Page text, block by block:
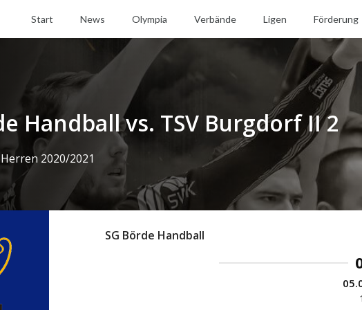
Start News Olympia Verbände Ligen Förderung
Handball vs. TSV Burgdorf II 2
2020/2021
SG Börde Handball